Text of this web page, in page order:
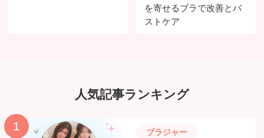
を寄せるブラで改善とバ
ストケア
人気記事ランキング
ブラジャー